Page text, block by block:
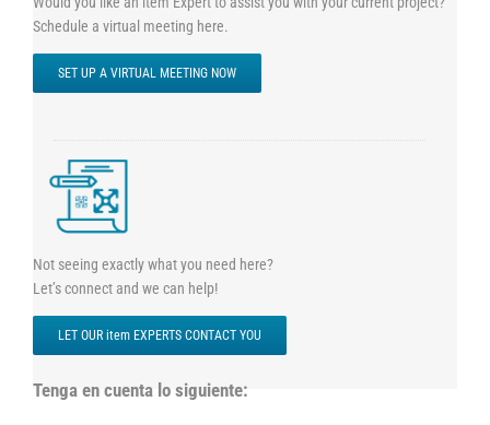
Schedule a virtual meeting here.
SET UP A VIRTUAL MEETING NOW
Not seeing exactly what you need here?
Let’s connect and we can help!
LET OUR item EXPERTS CONTACT YOU
Tenga en cuenta lo siguiente: